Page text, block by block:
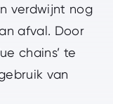
verdwijnt nog
afval. Door
chains’ te
van